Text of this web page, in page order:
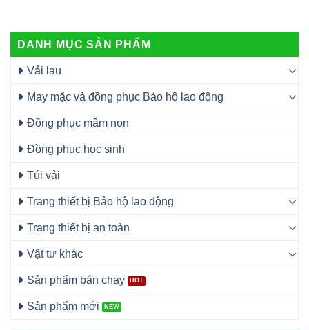
DANH MỤC SẢN PHẨM
Vải lau
May mặc và đồng phục Bảo hộ lao động
Đồng phục mầm non
Đồng phục học sinh
Túi vải
Trang thiết bị Bảo hộ lao động
Trang thiết bị an toàn
Vật tư khác
Sản phẩm bán chạy
Sản phẩm mới